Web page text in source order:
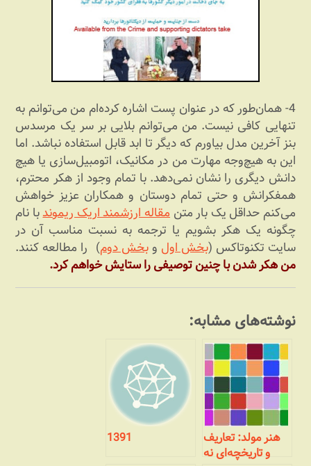
4- همان‌طور که در عنوان پست اشاره کرده‌‏ام من می‏‌توانم به
تنهایی کافی نیست. من می‌‏توانم بلایی بر سر یک مرسدس
بنز آخرین مدل بیاورم که دیگر تا ابد قابل استفاده نباشد. اما
این به هیچ‌‏وجه مهارت من در مکانیک، اتومبیل‏‌سازی یا هیچ
دانش دیگری را نشان نمی‏‌دهد. با تمام وجود از هکر محترم،
همفکرانش و حتی تمام دوستان و همکاران عزیز خواهش
می‏‌کنم حداقل یک بار متن مقاله ارزشمند اریک ریموندبا نام
چگونه یک هکر بشویم یا ترجمه به نسبت مناسب آن در
سایت تکنوتاکس (بخش اول وبخش دوم) را مطالعه کنند.
من هکر شدن با چنین توصیفی را ستایش خواهم کرد.
نوشته‌های مشابه:
هنر مولد: تعاریف
و تاریخچه‌ای نه
1391